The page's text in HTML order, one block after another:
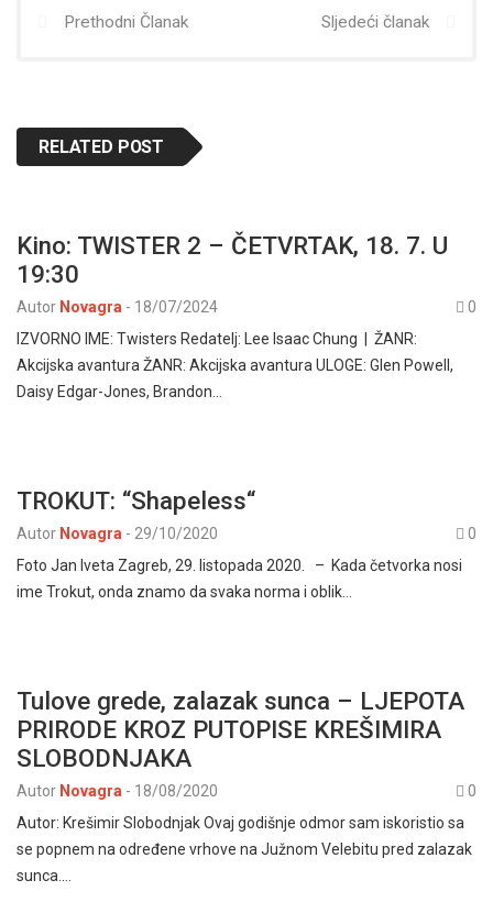
Prethodni Članak Sljedeći članak
RELATED POST
Kino: TWISTER 2 – ČETVRTAK, 18. 7. U
19:30
Autor Novagra - 18/07/2024
0
IZVORNO IME: Twisters Redatelj: Lee Isaac Chung | ŽANR:
Akcijska avantura ŽANR: Akcijska avantura ULOGE: Glen Powell,
Daisy Edgar-Jones, Brandon…
TROKUT: “Shapeless“
Autor Novagra - 29/10/2020
0
Foto Jan Iveta Zagreb, 29. listopada 2020. – Kada četvorka nosi
ime Trokut, onda znamo da svaka norma i oblik…
Tulove grede, zalazak sunca – LJEPOTA
PRIRODE KROZ PUTOPISE KREŠIMIRA
SLOBODNJAKA
Autor Novagra - 18/08/2020
0
Autor: Krešimir Slobodnjak Ovaj godišnje odmor sam iskoristio sa
se popnem na određene vrhove na Južnom Velebitu pred zalazak
sunca.…